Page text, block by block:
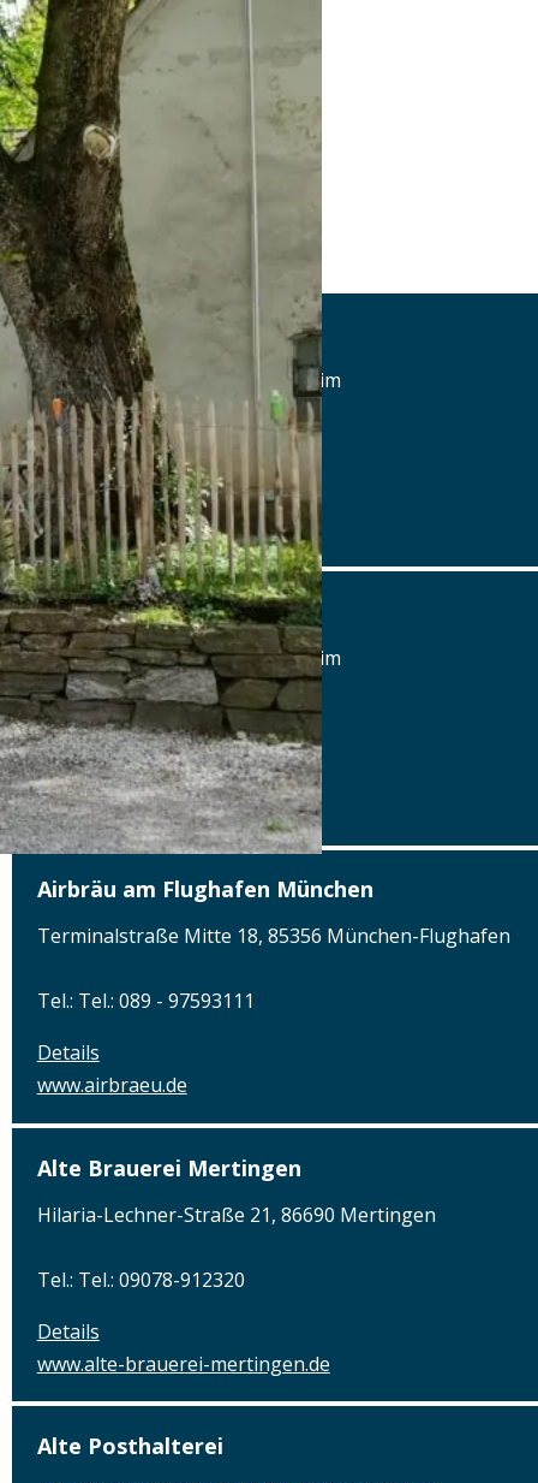
Landgasthof zum Adler
Memminger Str. 5, 87748 Fellheim
Tel.: Tel.: 08335 260
Details
www.landgasthof-zum-adler.de
Landgasthof zum Adler
Memminger Str. 5, 87748 Fellheim
Tel.: Tel.: 08335 260
Details
www.landgasthof-zum-adler.de
Airbräu am Flughafen München
Terminalstraße Mitte 18, 85356 München-Flughafen
Tel.: Tel.: 089 - 97593111
Details
www.airbraeu.de
Alte Brauerei Mertingen
Hilaria-Lechner-Straße 21, 86690 Mertingen
Tel.: Tel.: 09078-912320
Details
www.alte-brauerei-mertingen.de
Alte Posthalterei